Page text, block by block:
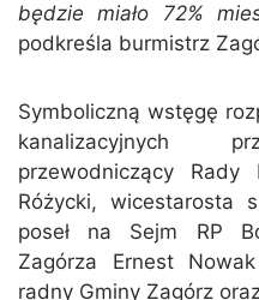
będzie miało 72%
podkreśla burmistrz
Symboliczną wstęgę
kanalizacyjnych
przewodniczący
Różycki, wicestarosta
poseł na Sejm RP
Zagórza Ernest
radny Gminy Zagórz